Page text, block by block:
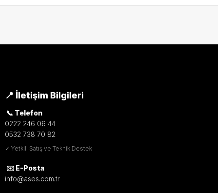
📍 İletişim Bilgileri
📞 Telefon
0222 246 06 44
0532 738 70 82
✓ Yetkili Satış ve Teknik Destek
✉️ E-Posta
info@ases.com.tr